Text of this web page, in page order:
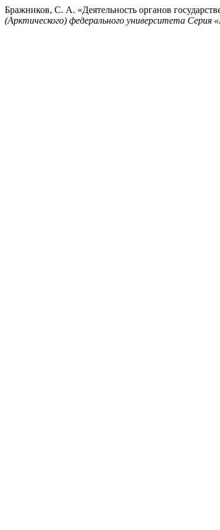
Бражников, С. А. «Деятельность органов
(Арктического) федерального университета Серия